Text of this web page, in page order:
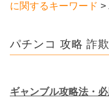
に関するキーワード >
パチンコ 攻略 詐欺
ギャンブル攻略法・